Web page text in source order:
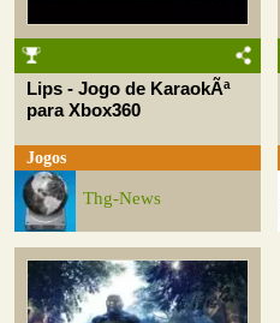
Lips - Jogo de KaraokÃª
para Xbox360
Jogos
Thg-News